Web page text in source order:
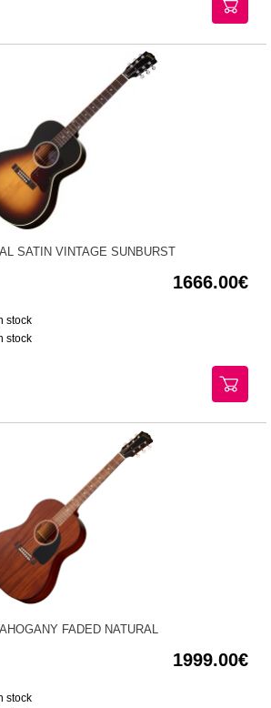
SATIN VINTAGE SUNBURST
1666.00
stock
stock
FADED NATURAL
1999.00
stock